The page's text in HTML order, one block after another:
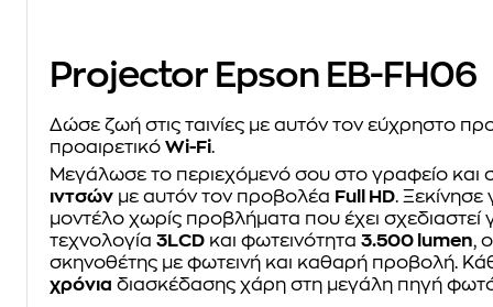
Projector Epson EB-FH06
Δώσε ζωή στις ταινίες με αυτόν τον εύχρηστο
προαιρετικό Wi-Fi.
Μεγάλωσε το περιεχόμενό σου στο γραφείο και
ιντσών με αυτόν τον προβολέα Full HD. Ξεκίνησε
μοντέλο χωρίς προβλήματα που έχει
τεχνολογία 3LCD και φωτεινότητα 3.500 lumen,
σκηνοθέτης με φωτεινή και καθαρή προβολή.
χρόνια διασκέδασης χάρη στη μεγάλη πηγή